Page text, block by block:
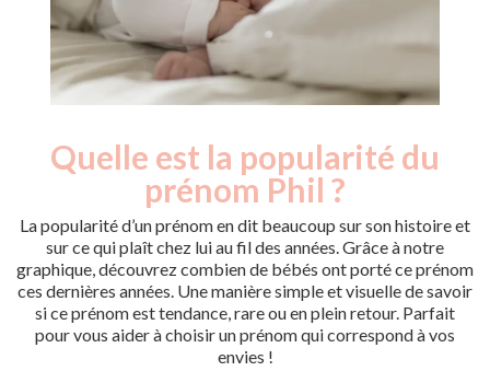
Quelle est la popularité du
prénom Phil ?
La popularité d’un prénom en dit beaucoup sur son histoire et
sur ce qui plaît chez lui au fil des années. Grâce à notre
graphique, découvrez combien de bébés ont porté ce prénom
ces dernières années. Une manière simple et visuelle de savoir
si ce prénom est tendance, rare ou en plein retour. Parfait
pour vous aider à choisir un prénom qui correspond à vos
envies !
Année
Nouveaux-
nés
2011
5
2012
9
2013
14
2014
16
2015
20
2016
10